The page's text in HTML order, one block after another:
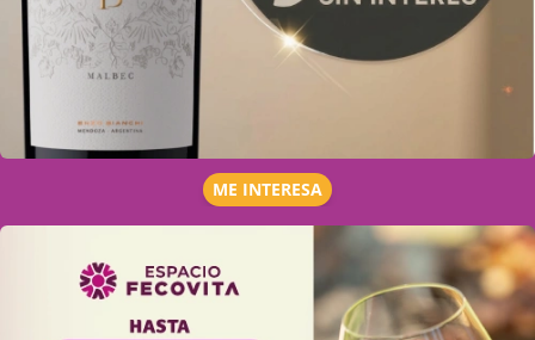
ME INTERESA